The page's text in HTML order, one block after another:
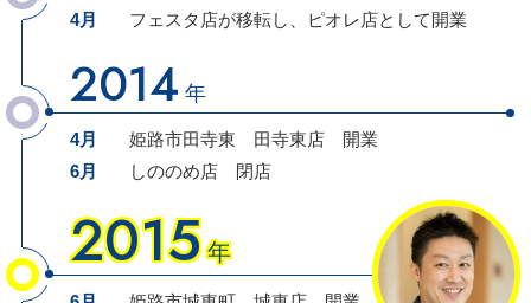
4月 フェスタ店が移転し、 ピオレ店として開業
2014 年
4月 姫路市田寺東 田寺東店
開業
6月
しののめ店 閉店
2015 年